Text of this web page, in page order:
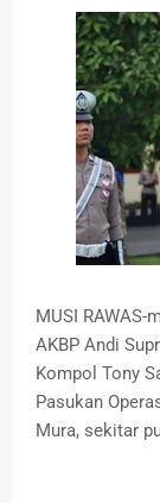
MUSI
AKBP Andi
Kompol Tony
Pasukan
Mura, sekitar